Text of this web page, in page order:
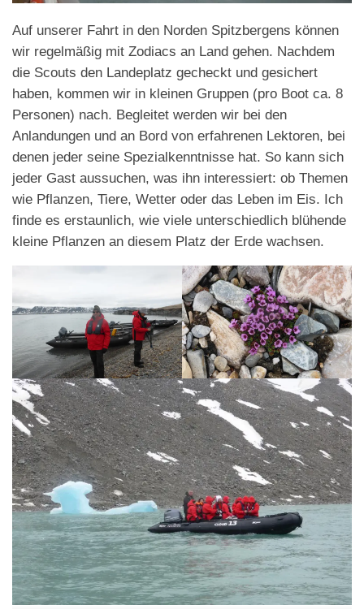
Auf unserer Fahrt in den Norden Spitzbergens können
wir regelmäßig mit Zodiacs an Land gehen. Nachdem
die Scouts den Landeplatz gecheckt und gesichert
haben, kommen wir in kleinen Gruppen (pro Boot ca. 8
Personen) nach. Begleitet werden wir bei den
Anlandungen und an Bord von erfahrenen Lektoren, bei
denen jeder seine Spezialkenntnisse hat. So kann sich
jeder Gast aussuchen, was ihn interessiert: ob Themen
wie Pflanzen, Tiere, Wetter oder das Leben im Eis. Ich
finde es erstaunlich, wie viele unterschiedlich blühende
kleine Pflanzen an diesem Platz der Erde wachsen.